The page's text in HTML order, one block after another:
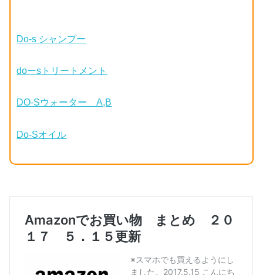
Do-s シャンプー
doーsトリートメント
DO-Sウォーター A,B
Do-Sオイル